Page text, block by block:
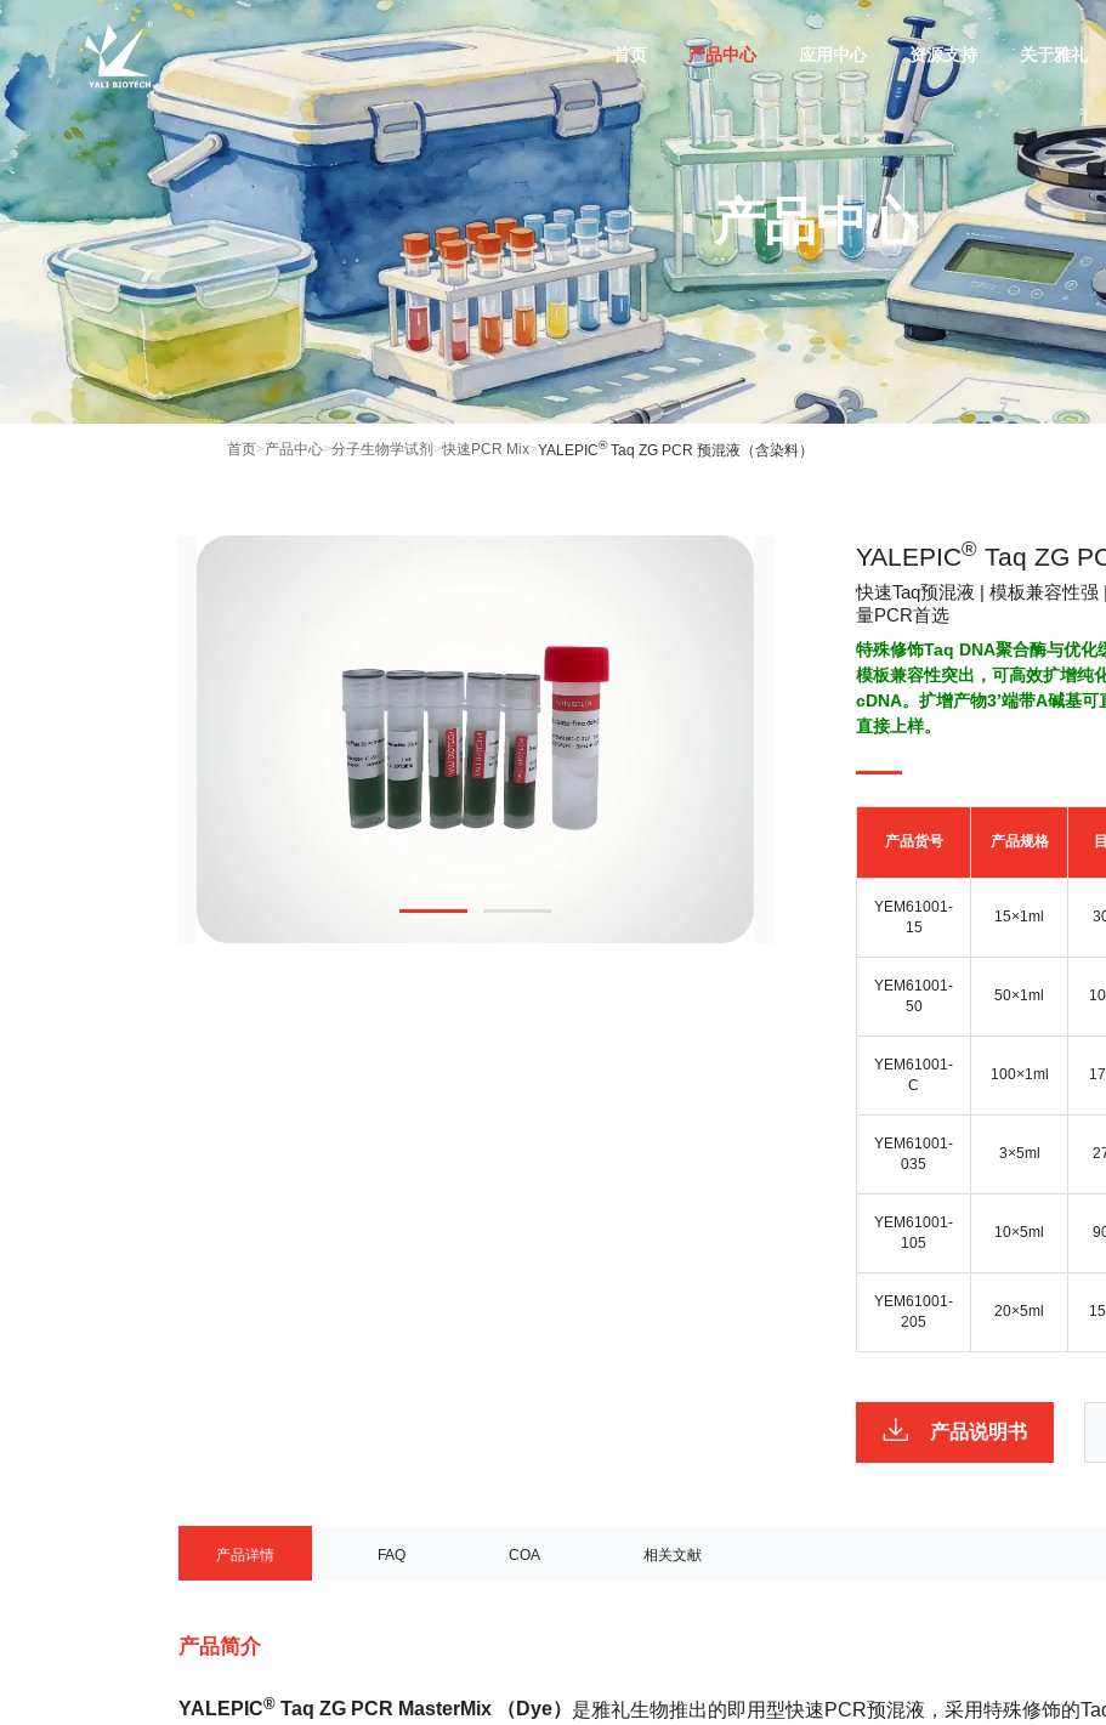
首页 产品中心 应用中心 资源支持 关于雅礼
产品中心
首页>产品中心>分子生物学试剂 >快速PCR Mix>YALEPIC®Taq ZG PCR 预混液（含染料）
YALEPIC® Taq ZG
快速Taq预混液 | 模板兼容性
量PCR首选
特殊修饰Taq DNA聚合酶与优化
模板兼容性突出，可高效扩增纯
cDNA。扩增产物3’端带A碱基
直接上样。
产品货号 产品规格
YEM61001-
15
15×1ml
YEM61001-
50
50×1ml
YEM61001-
C
100×1ml
YEM61001-
035
3×5ml
YEM61001-
105
10×5ml
YEM61001-
205
20×5ml
产品说明书
产品详情 FAQ COA 相关文献
产品简介
YALEPIC®Taq ZG PCR MasterMix （Dye） 是雅礼生物推出的即用型快速PCR预混液，采用特殊修饰的